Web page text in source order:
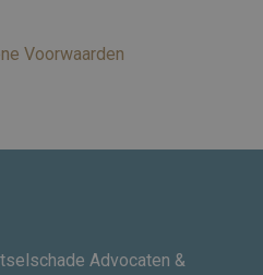
Voorwaarden
Advocaten &